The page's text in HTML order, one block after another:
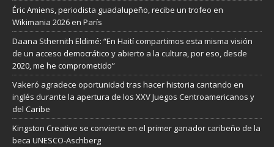
Éric Amiens, periodista guadalupeño, recibe un trofeo en
Wikimania 2026 en París
Daana Sthernith Eldimé: “En Haití compartimos esta misma visión
de un acceso democrático y abierto a la cultura, por eso, desde
2020, me he comprometido”
Vakeró agradece oportunidad tras hacer historia cantando en
inglés durante la apertura de los XXV Juegos Centroamericanos y
del Caribe
Kingston Creative se convierte en el primer ganador caribeño de la
beca UNESCO-Aschberg